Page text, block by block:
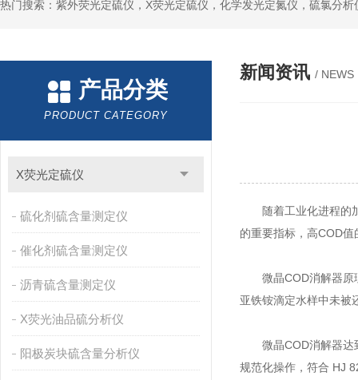
产品分类
PRODUCT CATEGORY
X荧光定硫仪
硫化剂硫含量测定仪
催化剂硫含量测定仪
沥青硫含量测定仪
X荧光油品硫分析仪
阳极炭块硫含量分析仪
新闻资讯 / NEWS
随着工业化进程的加
的重要指标，高COD
微晶COD消解器原理
亚铁铵滴定水样中未被
微晶COD消解器达到
规范化操作，符合 HJ